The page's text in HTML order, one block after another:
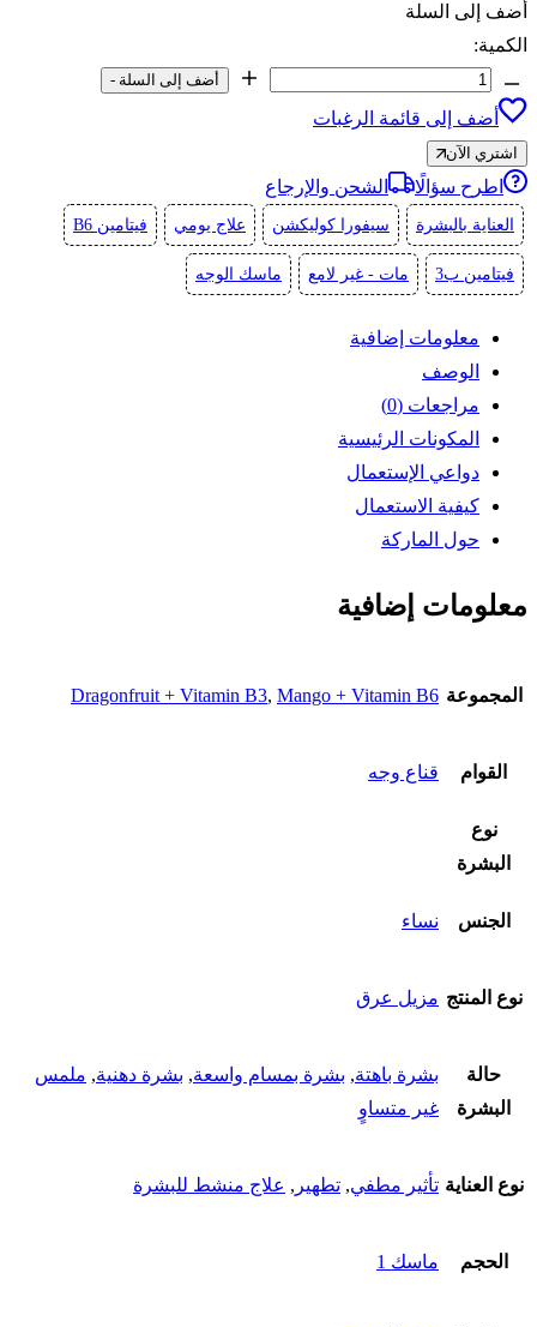
أضف إلى السلة
الكمية:
كمية
ماسك
الوجه
كولورفول
بالفيتامينات
ب6
و
من
سيفورا
كوليكشن
أضف إلى السلة -
أضف إلى قائمة الرغبات
اشتري الآن
اطرح سؤالًا الشحن والإرجاع
العناية بالبشرة سيفورا كوليكشن علاج يومي فيتامين B6
فيتامين ب3 مات - غير لامع ماسك الوجه
معلومات إضافية
الوصف
مراجعات (0)
المكونات الرئيسية
دواعي الإستعمال
كيفية الاستعمال
حول الماركة
معلومات إضافية
المجموعة Dragonfruit + Vitamin B3, Mango + Vitamin B6
القوام قناع وجه
نوع
البشرة
الجنس نساء
نوع المنتج مزيل عرق
حالة
البشرة
بشرة باهتة, بشرة بمسام واسعة, بشرة دهنية, ملمس
غير متساوٍ
نوع العناية تأثير مطفي, تطهير , علاج منشط للبشرة
الحجم ماسك 1